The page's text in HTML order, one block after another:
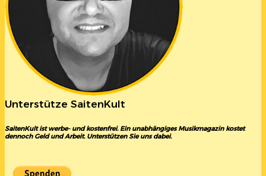
Unterstütze SaitenKult
SaitenKult ist werbe- und kostenfrei. Ein unabhängiges Musikmagazin kostet
dennoch Geld und Arbeit. Unterstützen Sie uns dabei.